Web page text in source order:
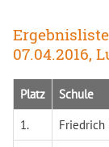
07.04.2016,
Platz Schule
1.
Friedrich